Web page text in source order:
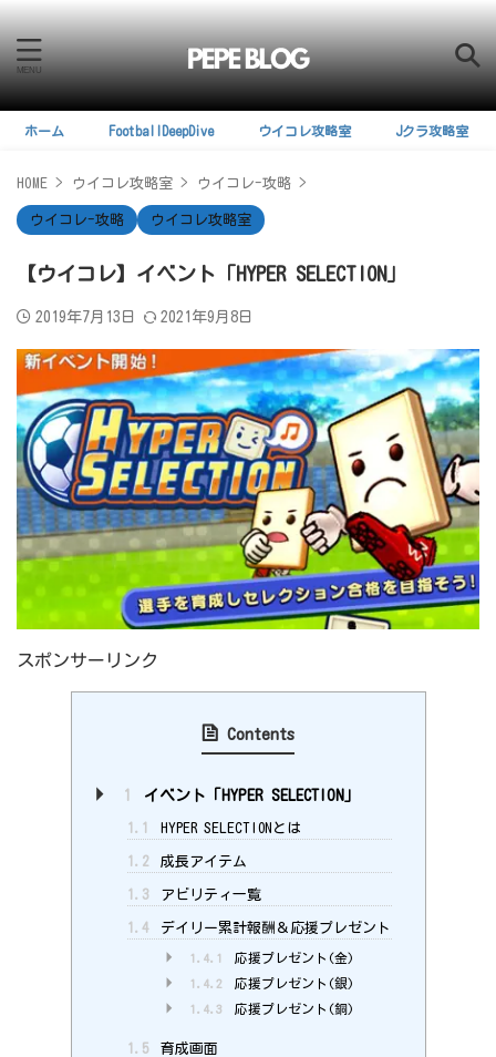
ホーム FootballDeepDive ウイコレ攻略室 Jクラ攻略室
HOME > ウイコレ攻略室 > ウイコレ-攻略 >
ウイコレ-攻略 ウイコレ攻略室
【ウイコレ】イベント「HYPER SELECTION」
2019年7月13日 2021年9月8日
スポンサーリンク
Contents
1 イベント「HYPER SELECTION」
1.1 HYPER SELECTIONとは
1.2 成長アイテム
1.3 アビリティ一覧
1.4 デイリー累計報酬＆応援プレゼント
1.4.1 応援プレゼント(金)
1.4.2 応援プレゼント(銀)
1.4.3 応援プレゼント(銅)
1.5 育成画面